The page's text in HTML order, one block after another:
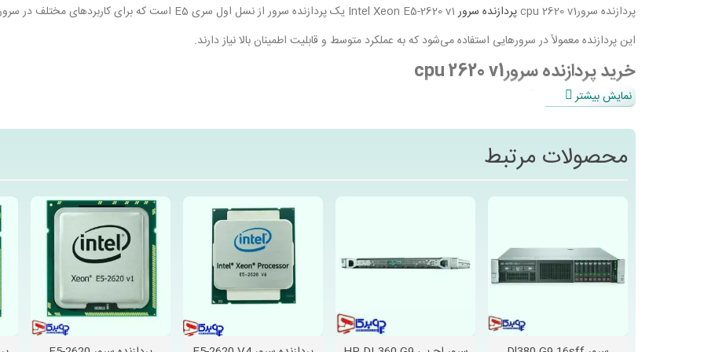
پردازنده سرورcpu 2620 v1 پردازنده سرورIntel Xeon E5-2620 v1 یک پردازنده سرور از نسل اول سری E5 است که برای کاربردهای مختلف در سرورها طراحی شده است.
این پردازنده معمولاً در سرورهایی استفاده می‌شود که به عملکرد متوسط و قابلیت اطمینان بالا نیاز دارند.
خرید پردازنده سرورcpu 2620 v1
برخی از کاربردهای رایج آن شامل:
5. **سرورهای ایمیل و همکاری:** مناسب برای سرورهایی که خدمات ایمیل و ابزارهای همکاری را ارائه می‌دهند. این پردازنده بیشتر در
استفاده می‌شود.
قیمت پردازنده سرورcpu 2620 v1
مدل سرور هایی که پردازنده سرورe5-2620 v1 از انها پشتیبانی میکند.
نمایش بیشتر
محصولات مرتبط